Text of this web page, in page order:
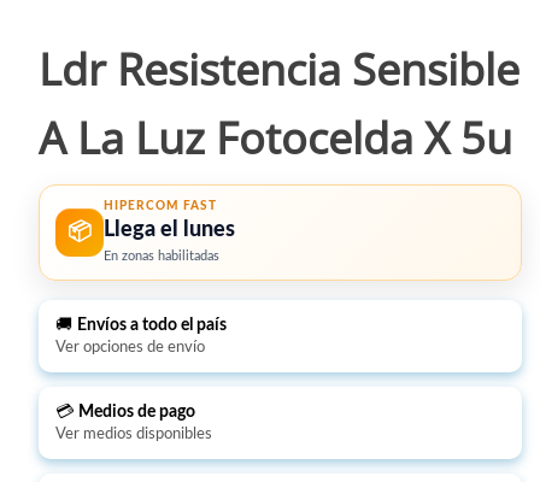
Ldr Resistencia Sensible
A La Luz Fotocelda X 5u
📦
HIPERCOM FAST
Llega el lunes
En zonas habilitadas
🚚 Envíos a todo el país
Ver opciones de envío
💳 Medios de pago
Ver medios disponibles